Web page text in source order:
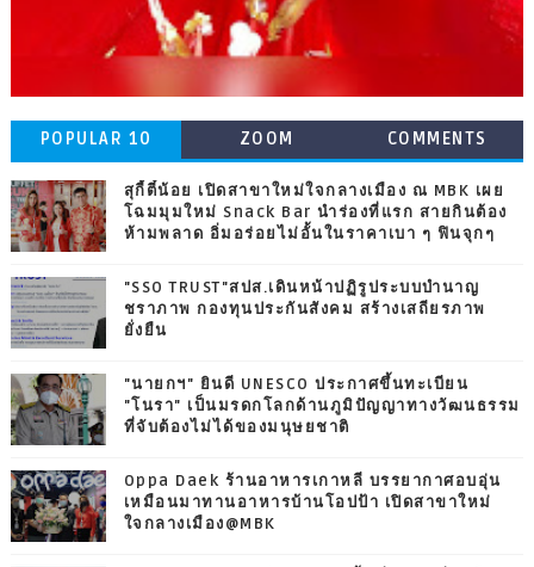
POPULAR 10 ZOOM COMMENTS
สุกี้ตี๋น้อย เปิดสาขาใหม่ใจกลางเมือง ณ MBK เผย
โฉมมุมใหม่ Snack Bar นำร่องที่แรก สายกินต้อง
ห้ามพลาด อิ่มอร่อยไม่อั้นในราคาเบา ๆ ฟินจุกๆ
"SSO TRUST"สปส.เดินหน้าปฏิรูประบบบำนาญ
ชราภาพ กองทุนประกันสังคม สร้างเสถียรภาพ
ยั่งยืน
"นายกฯ" ยินดี UNESCO ประกาศขึ้นทะเบียน
"โนรา" เป็นมรดกโลกด้านภูมิปัญญาทางวัฒนธรรม
ที่จับต้องไม่ได้ของมนุษยชาติ
Oppa Daek ร้านอาหารเกาหลี บรรยากาศอบอุ่น
เหมือนมาทานอาหารบ้านโอปป้า เปิดสาขาใหม่
ใจกลางเมือง@MBK